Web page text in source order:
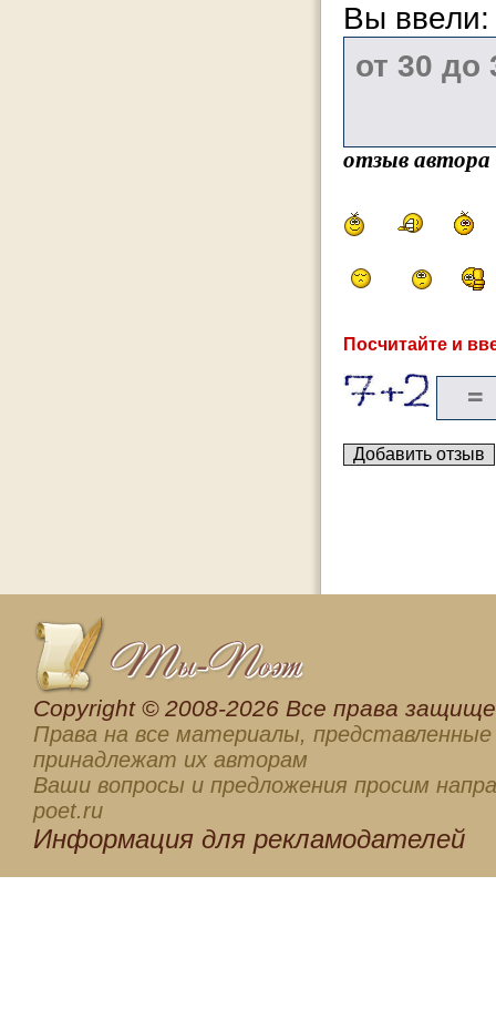
Вы
отзыв
Посчитайте и
Сopyright © 2008-2026 Все права
Права на все материалы, представленные
принадлежат их авторам
Ваши вопросы и предложения просим
poet.ru
Информация для рекламодателей